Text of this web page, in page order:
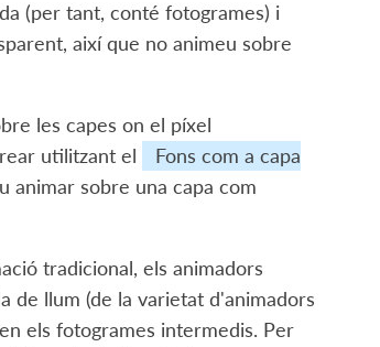
(per tant, conté fotogrames) i
així que no animeu sobre
les capes on el píxel
utilitzant el
Fons com a capa
animar sobre una capa com
tradicional, els animadors
de llum (de la varietat d'animadors
els fotogrames intermedis. Per